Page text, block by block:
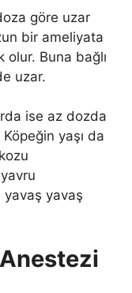
göre uzar
bir ameliyata
Buna bağlı
uzar.
ise az dozda
yaşı da
yavaş